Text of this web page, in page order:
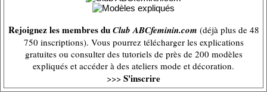
Rejoignez les membres duClub ABCfeminin.com (déjà plus de 48
750 inscriptions). Vous pourrez télécharger les explications
gratuites ou consulter des tutoriels de près de 200 modèles
expliqués et accéder à des ateliers mode et décoration.
>>> S'inscrire